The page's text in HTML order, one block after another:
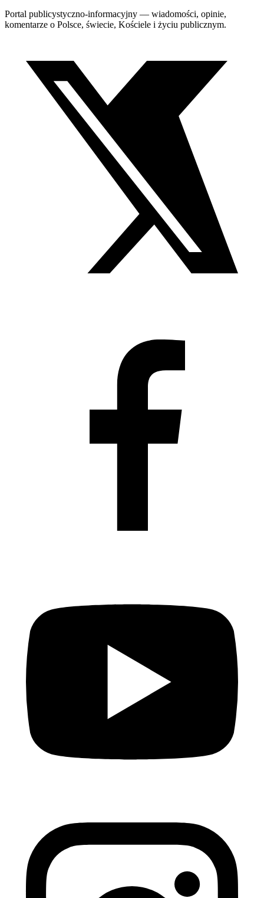
Portal publicystyczno-informacyjny — wiadomości, opinie,
komentarze o Polsce, świecie, Kościele i życiu publicznym.